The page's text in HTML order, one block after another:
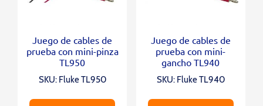
Juego de cables de
prueba con mini-pinza
TL950
SKU: Fluke TL950
Juego de cables de
prueba con mini-
gancho TL940
SKU: Fluke TL940